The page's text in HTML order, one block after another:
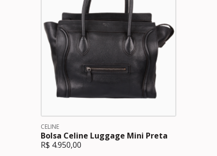
CELINE
Bolsa Celine Luggage Mini Preta
R$ 4.950,00